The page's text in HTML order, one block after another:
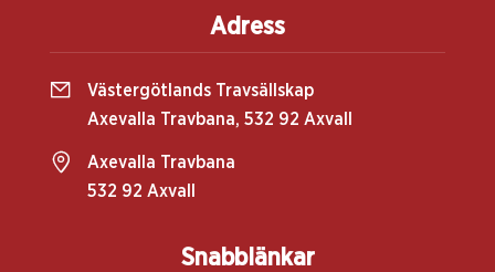
Snabblänkar
Adress
Västergötlands Travsällskap
Axevalla Travbana, 532 92 Axvall
Axevalla Travbana
532 92 Axvall